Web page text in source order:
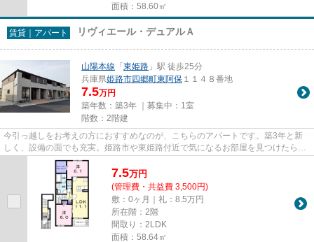
面積：58.60㎡
賃貸｜アパート リヴィエール・デュアルＡ
山陽本線 「東姫路 」駅 徒歩25分
兵庫県姫路市四郷町東阿保 １１４８番地
7.5万円
築年数：築3年 ｜募集中： 1室
階数：2階建
今引っ越しをお考えの方におすすめなのが、こちらのアパートです。築3年と新
しく、設備の面でも充実。姫路市や東姫路付近で気になるお部屋を見つけたら、
当社へお気軽にお問い合せくだ...
7.5万円
(管理費・共益費 3,500円)
敷：0ヶ月｜礼：8.5万円
所在階：2階
間取り：2LDK
面積：58.64㎡